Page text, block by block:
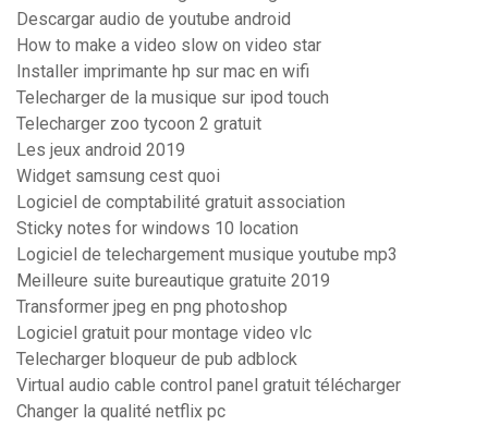
Descargar audio de youtube android
How to make a video slow on video star
Installer imprimante hp sur mac en wifi
Telecharger de la musique sur ipod touch
Telecharger zoo tycoon 2 gratuit
Les jeux android 2019
Widget samsung cest quoi
Logiciel de comptabilité gratuit association
Sticky notes for windows 10 location
Logiciel de telechargement musique youtube mp3
Meilleure suite bureautique gratuite 2019
Transformer jpeg en png photoshop
Logiciel gratuit pour montage video vlc
Telecharger bloqueur de pub adblock
Virtual audio cable control panel gratuit télécharger
Changer la qualité netflix pc